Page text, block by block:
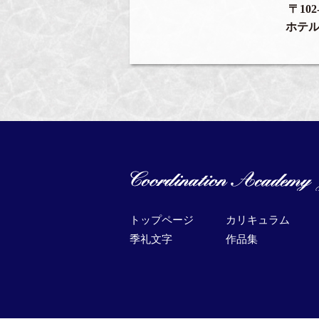
〒
ホテ
トップページ
カリキュラム
季礼文字
作品集